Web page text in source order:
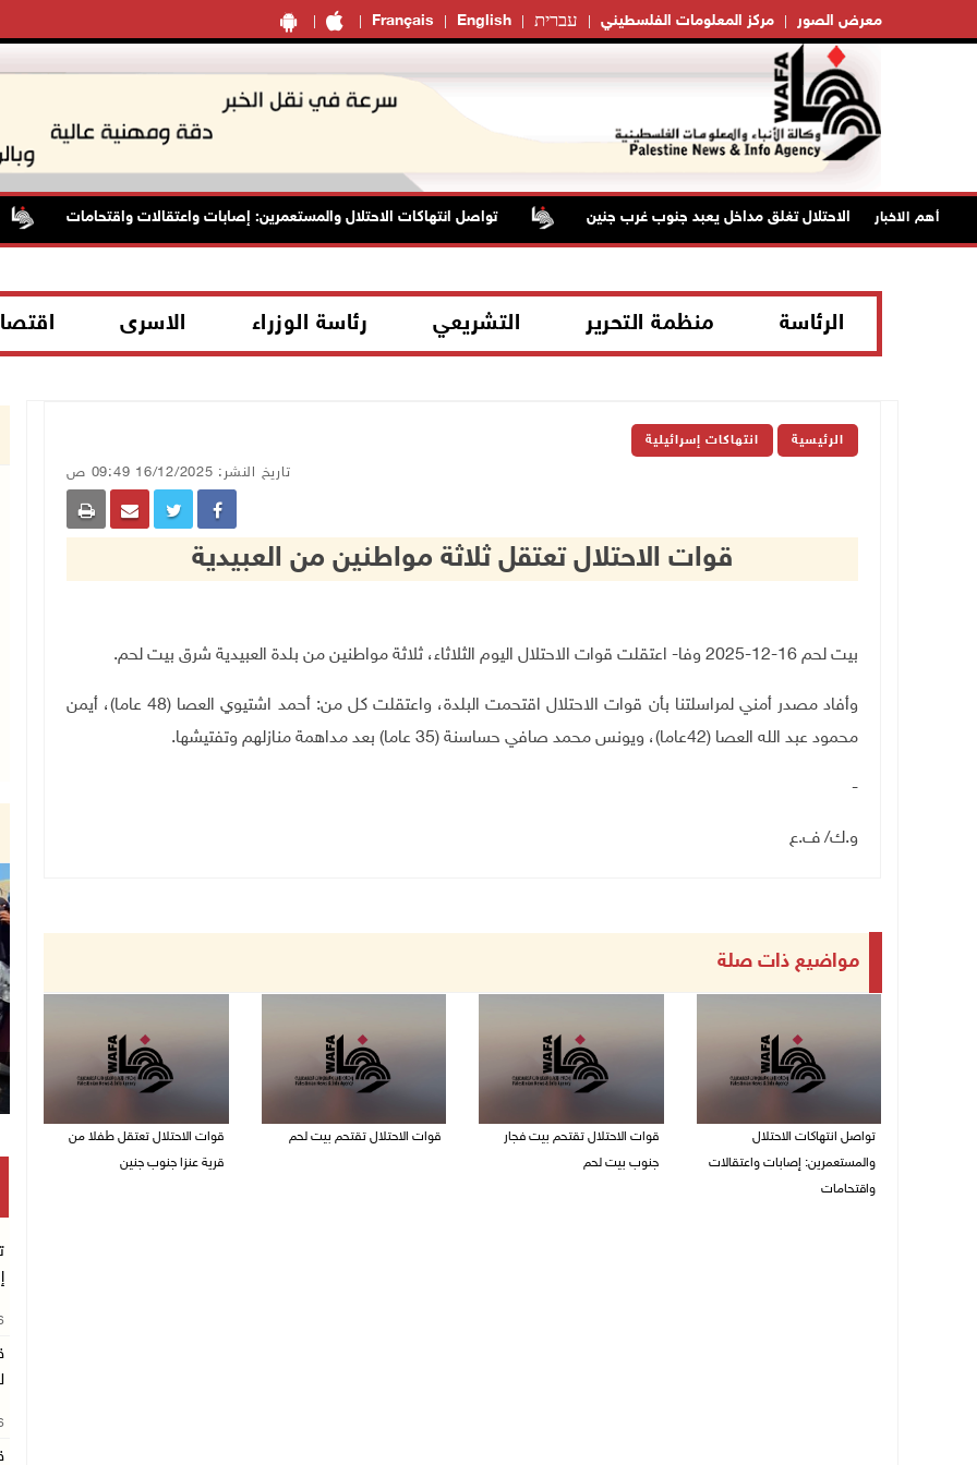
Français English עברית مركز المعلومات الفلسطيني معرض الصور
أهم الاخبار
قوات الاحتلال تغلق مداخل يعبد جنوب غرب جنين تواصل انتهاكات الاحتلال والمستعمرين: إصابات واعتقالات واقتحامات
الرئاسة منظمة التحرير التشريعي رئاسة الوزراء الاسرى
الرئيسية انتهاكات إسرائيلية
تاريخ النشر: 16/12/2025 09:49 ص
قوات الاحتلال تعتقل ثلاثة مواطنين من العبيدية
بيت لحم 16-12-2025 وفا- اعتقلت قوات الاحتلال اليوم الثلاثاء، ثلاثة مواطنين من بلدة العبيدية شرق بيت لحم .
وأفاد مصدر أمني لمراسلتنا بأن قوات الاحتلال اقتحمت البلدة، واعتقلت كل من: أحمد اشتيوي العصا (48 عاما)، أيمن
محمود عبد الله العصا (42عاما)، ويونس محمد صافي حساسنة (35 عاما) بعد مداهمة منازلهم وتفتيشها
.
-
و.ك/ ف.ع
مواضيع ذات صلة
تواصل انتهاكات الاحتلال
والمستعمرين: إصابات واعتقالات
واقتحامات
قوات الاحتلال تقتحم بيت فجار
جنوب بيت لحم
قوات الاحتلال تقتحم بيت لحم
قوات الاحتلال تعتقل طفلا من
قرية عنزا جنوب جنين